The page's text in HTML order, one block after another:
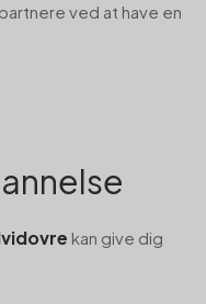
ved at have en
kan give dig